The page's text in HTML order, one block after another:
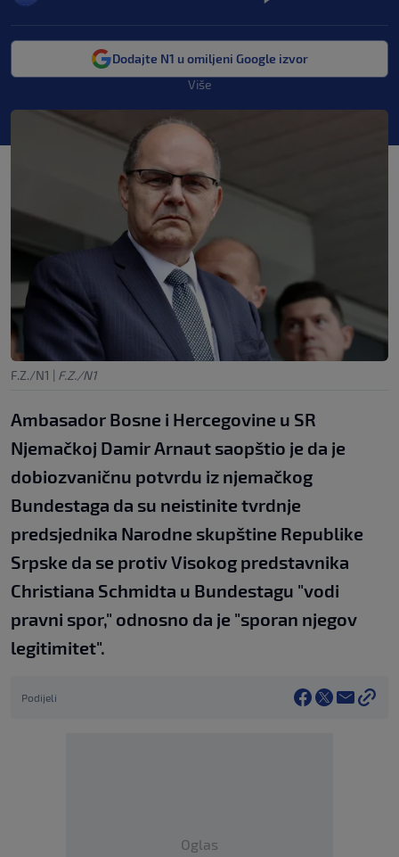
Dodajte N1 u omiljeni Google izvor
Više
F.Z./N1 | F.Z./N1
Ambasador Bosne i Hercegovine u SR
Njemačkoj Damir Arnaut saopštio je da je
dobiozvaničnu potvrdu iz njemačkog
Bundestaga da su neistinite tvrdnje
predsjednika Narodne skupštine Republike
Srpske da se protiv Visokog predstavnika
Christiana Schmidta u Bundestagu "vodi
pravni spor," odnosno da je "sporan njegov
legitimitet".
Podijeli
Oglas